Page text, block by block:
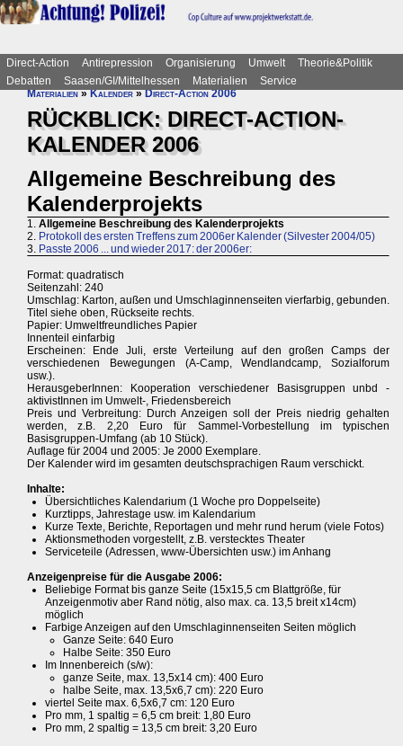
Direct-Action Antirepression Organisierung Umwelt
Theorie&Politik
Debatten
Saasen/GI/Mittelhessen Materialien
Service
Materialien»Kalender»Direct-Action 2006
RÜCKBLICK: DIRECT-ACTION-
KALENDER 2006
Allgemeine Beschreibung des
Kalenderprojekts
1. Allgemeine Beschreibung des Kalenderprojekts
2. Protokoll des ersten Treffens zum 2006er Kalender (Silvester 2004/05)
3. Passte 2006 ... und wieder 2017: der 2006er:
Format: quadratisch
Seitenzahl: 240
Umschlag: Karton, außen und Umschlaginnenseiten vierfarbig, gebunden.
Titel siehe oben, Rückseite rechts.
Papier: Umweltfreundliches Papier
Innenteil einfarbig
Erscheinen: Ende Juli, erste Verteilung auf den großen Camps der
verschiedenen Bewegungen (A-Camp, Wendlandcamp, Sozialforum
usw.).
HerausgeberInnen: Kooperation verschiedener Basisgruppen unbd -
aktivistInnen im Umwelt-, Friedensbereich
Preis und Verbreitung: Durch Anzeigen soll der Preis niedrig gehalten
werden, z.B. 2,20 Euro für Sammel-Vorbestellung im typischen
Basisgruppen-Umfang (ab 10 Stück).
Auflage für 2004 und 2005: Je 2000 Exemplare.
Der Kalender wird im gesamten deutschsprachigen Raum verschickt.
Inhalte:
Übersichtliches Kalendarium (1 Woche pro Doppelseite)
Kurztipps, Jahrestage usw. im Kalendarium
Kurze Texte, Berichte, Reportagen und mehr rund herum (viele Fotos)
Aktionsmethoden vorgestellt, z.B. verstecktes Theater
Serviceteile (Adressen, www-Übersichten usw.) im Anhang
Anzeigenpreise für die Ausgabe 2006:
Beliebige Format bis ganze Seite (15x15,5 cm Blattgröße, für
Anzeigenmotiv aber Rand nötig, also max. ca. 13,5 breit x14cm)
möglich
Farbige Anzeigen auf den Umschlaginnenseiten Seiten möglich
Ganze Seite: 640 Euro
Halbe Seite: 350 Euro
Im Innenbereich (s/w):
ganze Seite, max. 13,5x14 cm): 400 Euro
halbe Seite, max. 13,5x6,7 cm): 220 Euro
viertel Seite max. 6,5x6,7 cm: 120 Euro
Pro mm, 1 spaltig = 6,5 cm breit: 1,80 Euro
Pro mm, 2 spaltig = 13,5 cm breit: 3,20 Euro